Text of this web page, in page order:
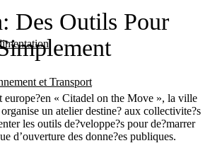
et Transport
Des Outils Pour
europe?en « Citadel on the Move », la ville
un atelier destine? aux collectivite?s
les outils de?veloppe?s pour de?marrer
d’ouverture des donne?es publiques.